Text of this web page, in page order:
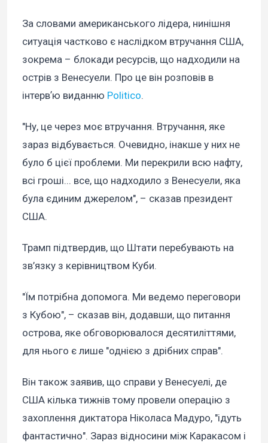
За словами американського лідера, нинішня
ситуація частково є наслідком втручання США,
зокрема – блокади ресурсів, що надходили на
острів з Венесуели. Про це він розповів в
інтервʼю виданню Politico.
"Ну, це через моє втручання. Втручання, яке
зараз відбувається. Очевидно, інакше у них не
було б цієї проблеми. Ми перекрили всю нафту,
всі гроші... все, що надходило з Венесуели, яка
була єдиним джерелом", – сказав президент
США.
Трамп підтвердив, що Штати перебувають на
зв’язку з керівництвом Куби.
"Їм потрібна допомога. Ми ведемо переговори
з Кубою", – сказав він, додавши, що питання
острова, яке обговорювалося десятиліттями,
для нього є лише "однією з дрібних справ".
Він також заявив, що справи у Венесуелі, де
США кілька тижнів тому провели операцію з
захоплення диктатора Ніколаса Мадуро, "ідуть
фантастично". Зараз відносини між Каракасом і